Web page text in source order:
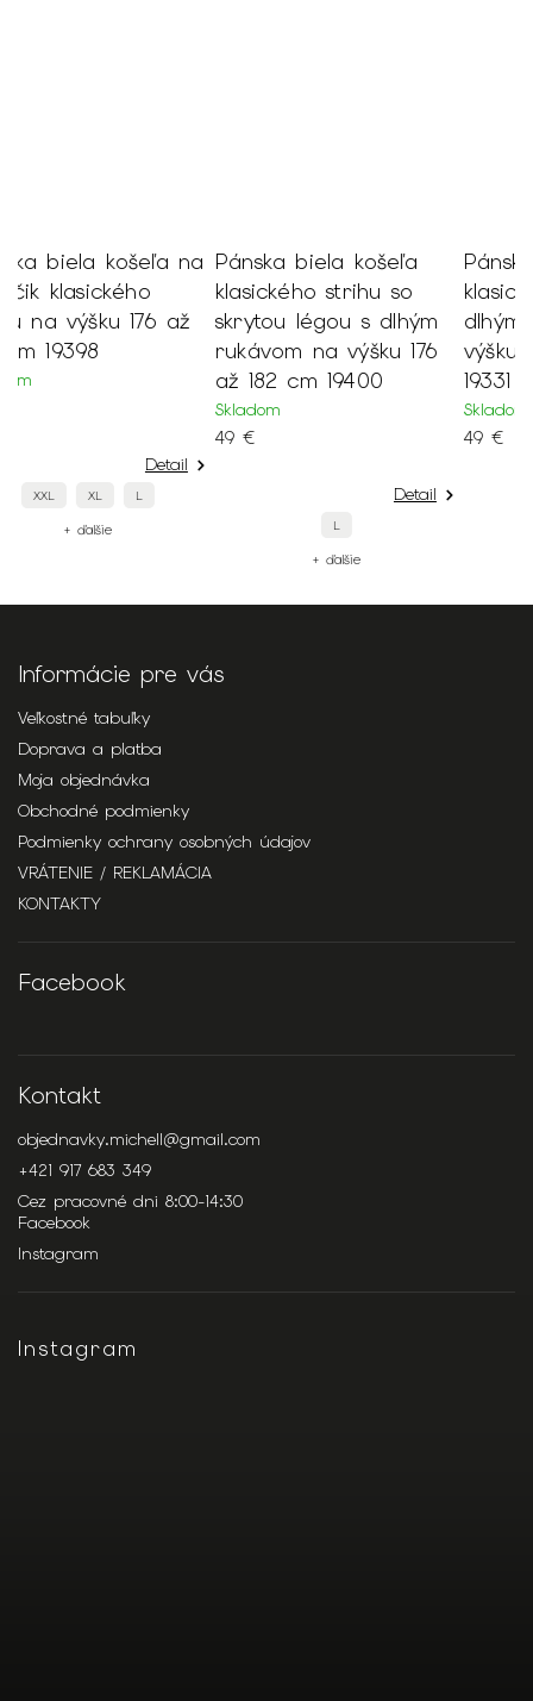
Pánska biela košeľa
klasického strihu so
skrytou légou s dlhým
rukávom na výšku 176
až 182 cm 19400
Pánska vínová košeľa
klasického strihu s
dlhým rukávom na
výšku 176 až 182 cm
19331
Skladom
Detail
XXL
Informácie pre vás
Veľkostné tabuľky
Doprava a platba
Moja objednávka
Obchodné podmienky
Podmienky ochrany osobných údajov
VRÁTENIE / REKLAMÁCIA
KONTAKTY
Facebook
Kontakt
objednavky.michell@gmail.com
+421 917 683 349
Cez pracovné dni 8:00-14:30
Facebook
Instagram
Instagram